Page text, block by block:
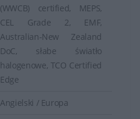
(WWCB) certified, MEPS,
CEL Grade 2, EMF,
Australian-New Zealand
DoC, słabe światło
halogenowe, TCO Certified
Edge
Angielski / Europa